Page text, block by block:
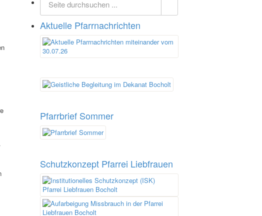
Aktuelle Pfarrnachrichten
Pfarrbrief Sommer
Schutzkonzept Pfarrei Liebfrauen